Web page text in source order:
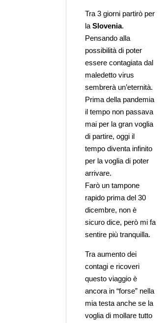
Tra 3 giorni partirò per
la Slovenia.
Pensando alla
possibilità di poter
essere contagiata dal
maledetto virus
sembrerà un’eternità.
Prima della pandemia
il tempo non passava
mai per la gran voglia
di partire, oggi il
tempo diventa infinito
per la voglia di poter
arrivare.
Farò un tampone
rapido prima del 30
dicembre, non è
sicuro dice, però mi fa
sentire più tranquilla.
Tra aumento dei
contagi e ricoveri
questo viaggio è
ancora in “forse” nella
mia testa anche se la
voglia di mollare tutto